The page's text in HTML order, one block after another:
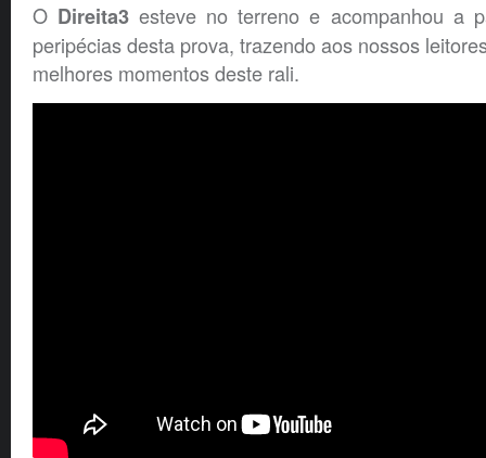
O Direita3esteve no terreno e acompanhou a
peripécias desta prova, trazendo aos nossos
melhores momentos deste rali.